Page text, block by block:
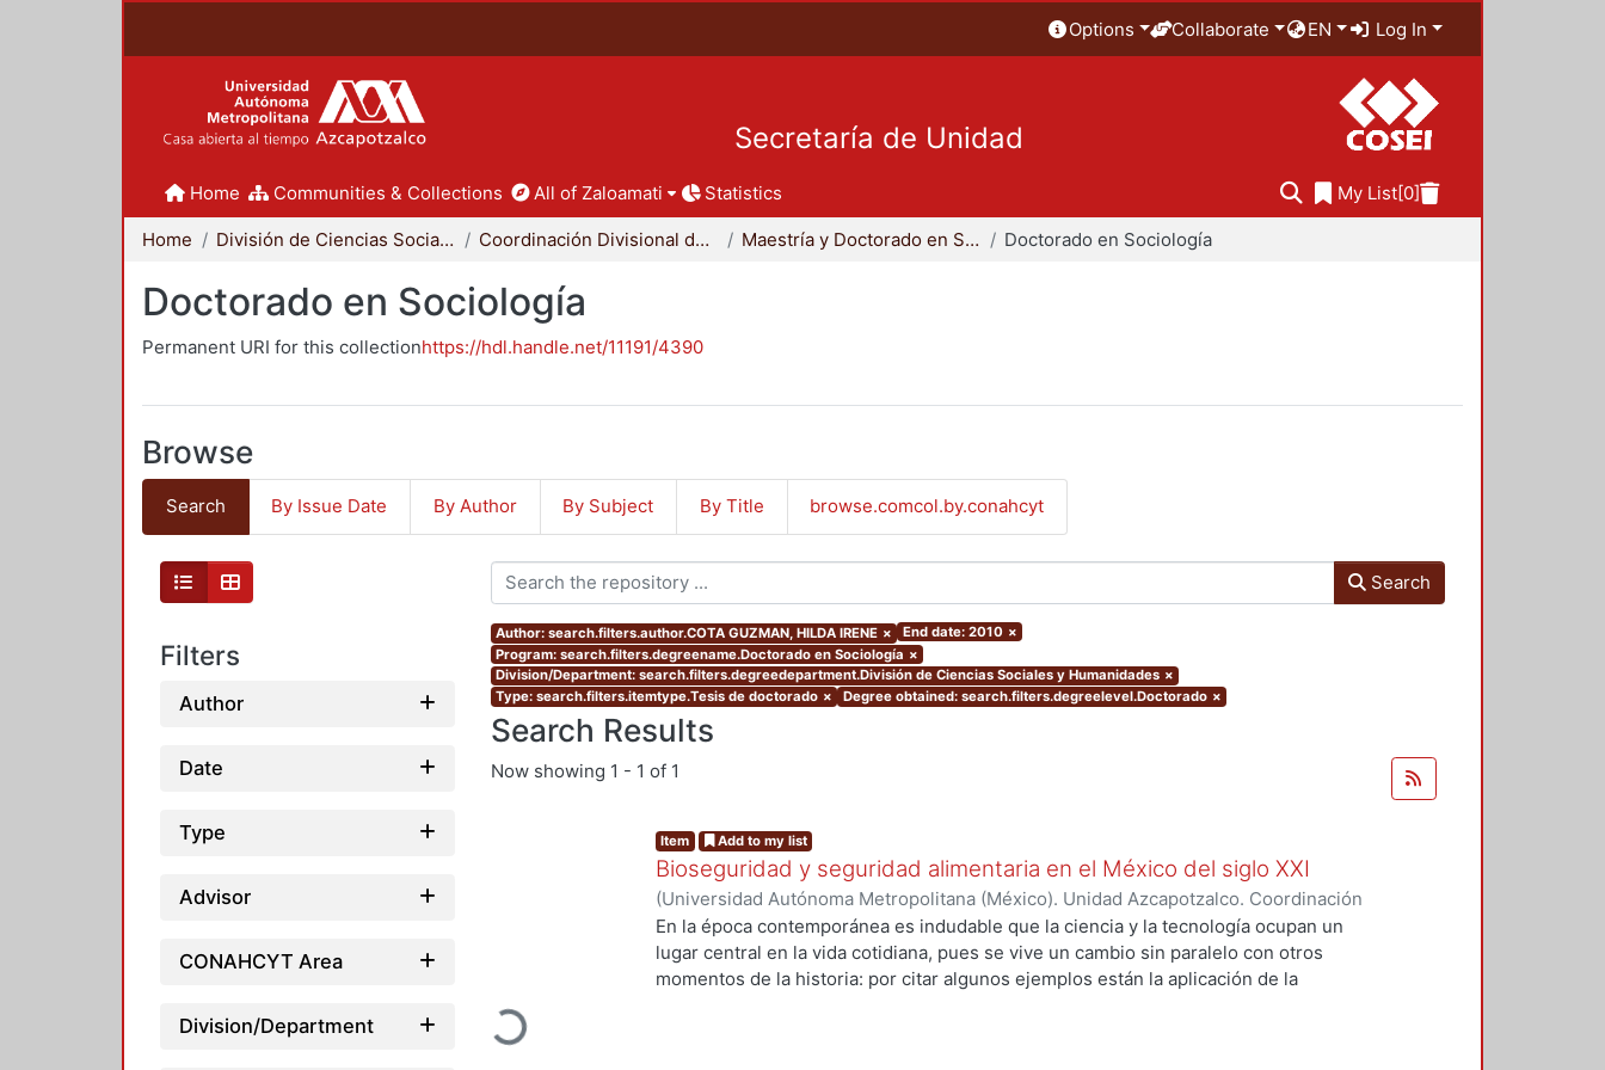
Options Collaborate EN Log In
Secretaría de Unidad
Home Communities & Collections All of Zaloamati Statistics My List[0]
Home División de Ciencias Sociales y Humanidades Coordinación Divisional de Posgrado Maestría y Doctorado en Sociología Doctorado en Sociología
Doctorado en Sociología
Permanent URI for this collectionhttps://hdl.handle.net/11191/4390
Browse
Search By Issue Date By Author By Subject By Title browse.comcol.by.conahcyt
Filters
Author
Date
Type
Advisor
CONAHCYT Area
Division/Department
Search
Author: search.filters.author.COTA GUZMAN, HILDA IRENE × End date: 2010 ×
Program: search.filters.degreename.Doctorado en Sociología ×
Division/Department: search.filters.degreedepartment.División de Ciencias Sociales y Humanidades ×
Type: search.filters.itemtype.Tesis de doctorado × Degree obtained: search.filters.degreelevel.Doctorado ×
Search Results
Now showing 1 - 1 of 1
Loading...
Item Add to my list
Bioseguridad y seguridad alimentaria en el México del siglo XXI
(Universidad Autónoma Metropolitana (México). Unidad Azcapotzalco. Coordinación
de Servicios de Información.,2010-11-12)COTA GUZMAN, HILDA IRENE
En la época contemporánea es indudable que la ciencia y la tecnología ocupan un
lugar central en la vida cotidiana, pues se vive un cambio sin paralelo con otros
momentos de la historia: por citar algunos ejemplos están la aplicación de la